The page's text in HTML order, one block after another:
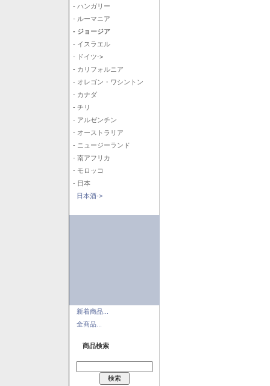
- ハンガリー
- ルーマニア
- ジョージア
- イスラエル
- ドイツ->
- カリフォルニア
- オレゴン・ワシントン
- カナダ
- チリ
- アルゼンチン
- オーストラリア
- ニュージーランド
- 南アフリカ
- モロッコ
- 日本
日本酒->
新着商品...
全商品...
商品検索